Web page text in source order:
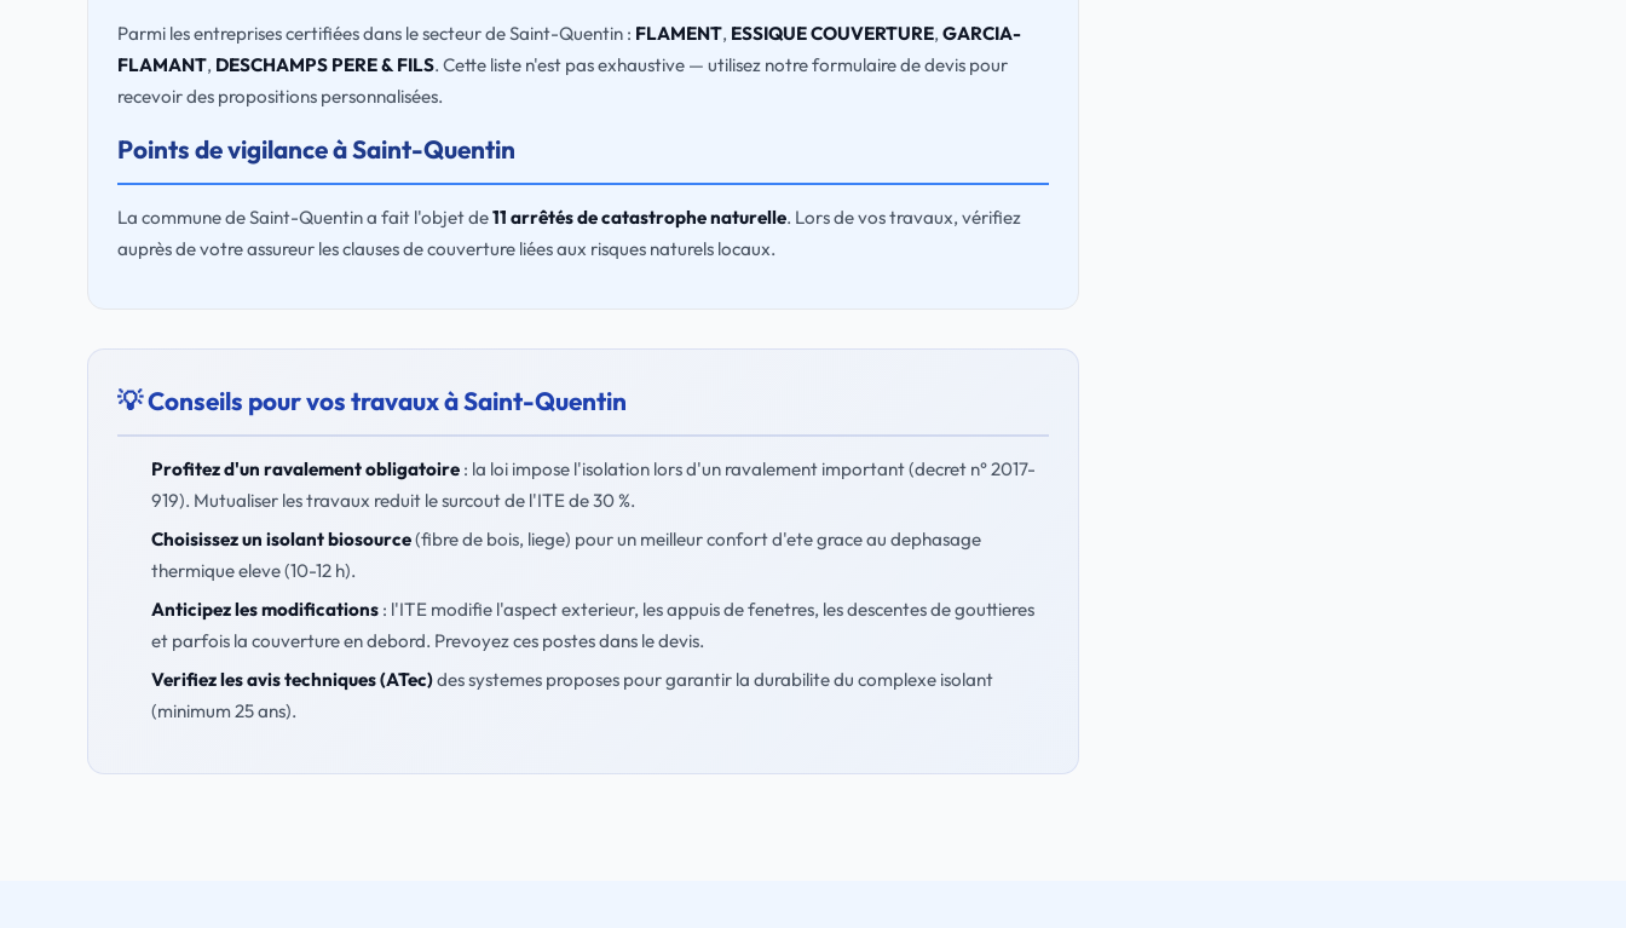
Parmi les entreprises certifiées dans le secteur de Saint-Quentin : FLAMENT, ESSIQUE COUVERTURE, GARCIA-
FLAMANT, DESCHAMPS PERE & FILS. Cette liste n'est pas exhaustive — utilisez notre formulaire de devis pour
recevoir des propositions personnalisées.
Points de vigilance à Saint-Quentin
La commune de Saint-Quentin a fait l'objet de11 arrêtés de catastrophe naturelle. Lors de vos travaux, vérifiez
auprès de votre assureur les clauses de couverture liées aux risques naturels locaux.
💡 Conseils pour vos travaux à Saint-Quentin
Profitez d'un ravalement obligatoire: la loi impose l'isolation lors d'un ravalement important (decret n° 2017-
919). Mutualiser les travaux reduit le surcout de l'ITE de 30 %.
Choisissez un isolant biosource(fibre de bois, liege) pour un meilleur confort d'ete grace au dephasage
thermique eleve (10-12 h).
Anticipez les modifications: l'ITE modifie l'aspect exterieur, les appuis de fenetres, les descentes de gouttieres
et parfois la couverture en debord. Prevoyez ces postes dans le devis.
Verifiez les avis techniques (ATec)des systemes proposes pour garantir la durabilite du complexe isolant
(minimum 25 ans).